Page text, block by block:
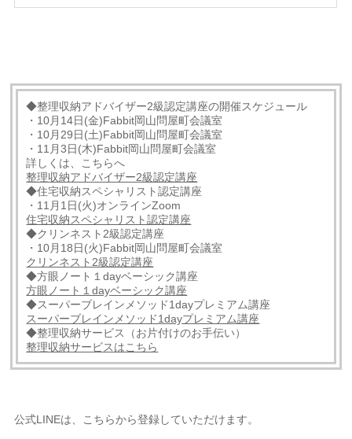
◆整理収納アドバイザー2級認定講座の開催スケジュール
・10月14日(金)Fabbit岡山問屋町会議室
・10月29日(土)Fabbit岡山問屋町会議室
・11月3日(木)Fabbit岡山問屋町会議室
詳しくは、こちらへ
整理収納アドバイザー2級認定講座
◆住宅収納スペシャリスト認定講座
・11月1日(火)オンラインZoom
住宅収納スペシャリスト認定講座
◆クリンネスト2級認定講座
・10月18日(火)Fabbit岡山問屋町会議室
クリンネスト2級認定講座
◆方眼ノート１dayベーシック講座
方眼ノート１dayベーシック講座
◆スーパーブレインメソッド1dayプレミアム講座
スーパーブレインメソッド1dayプレミアム講座
◆整理収納サービス（お片付けのお手伝い）
整理収納サービスはこちら
公式LINEは、こちらから登録していただけます。